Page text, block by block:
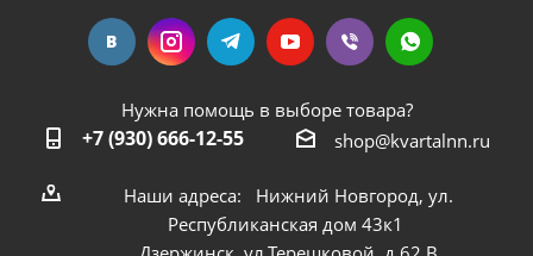
Нужна помощь в выборе товара?
+7 (930) 666-12-55 shop@kvartalnn.ru
Наши адреса: Нижний Новгород, ул.
Республиканская дом 43к1